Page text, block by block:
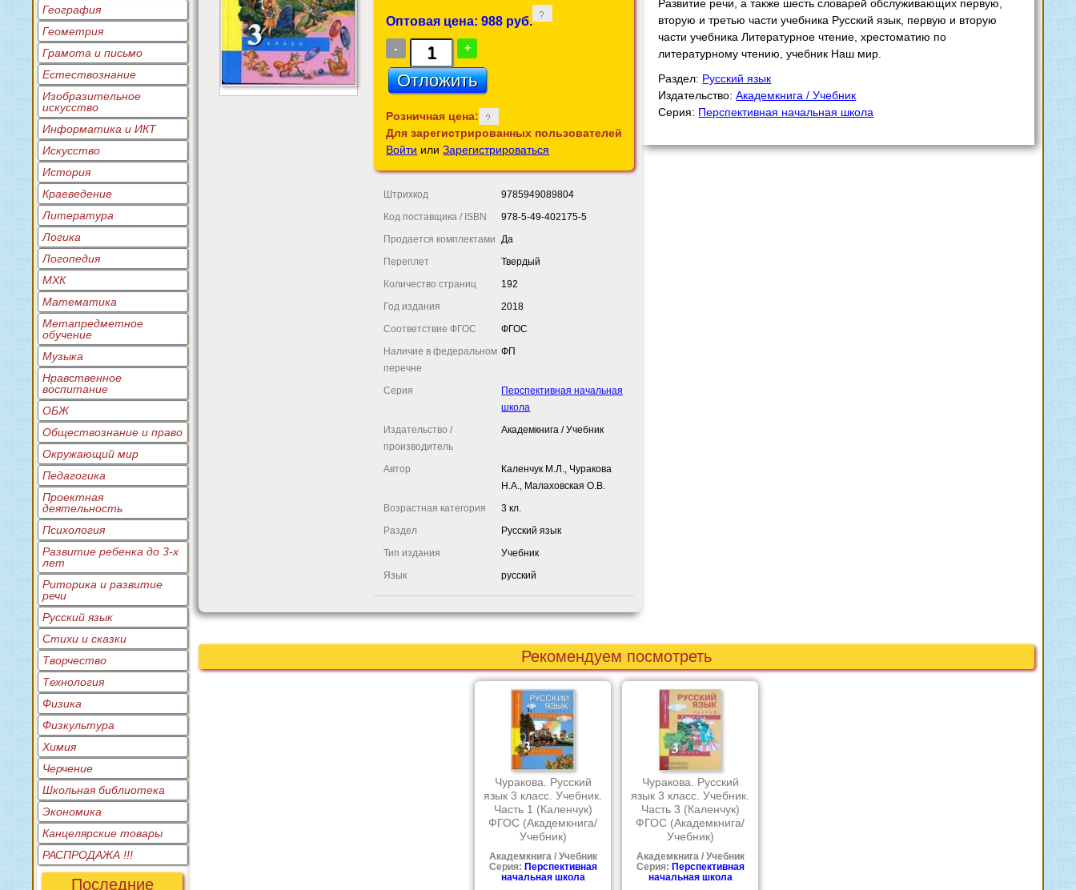
География
Геометрия
Грамота и письмо
Естествознание
Изобразительное
искусство
Информатика и ИКТ
Искусство
История
Краеведение
Литература
Логика
Логопедия
МХК
Математика
Метапредметное
обучение
Музыка
Нравственное
воспитание
ОБЖ
Обществознание и право
Окружающий мир
Педагогика
Проектная
деятельность
Психология
Развитие ребенка до 3-х
лет
Риторика и развитие
речи
Русский язык
Стихи и сказки
Творчество
Технология
Физика
Физкультура
Химия
Черчение
Школьная библиотека
Экономика
Канцелярские товары
РАСПРОДАЖА !!!
Последние
Оптовая цена: 988 руб.
- +
Розничная цена:
Для зарегистрированных пользователей
Войти илиЗарегистрироваться
Штрихкод
9785949089804
Код поставщика / ISBN
978-5-49-402175-5
Продается комплектами Да
Переплет
Твердый
Количество страниц
192
Год издания
2018
Соответствие ФГОС
ФГОС
Наличие в федеральном
перечне
ФП
Серия
Перспективная начальная
школа
Издательство /
производитель
Академкнига / Учебник
Автор
Каленчук М.Л., Чуракова
Н.А., Малаховская О.В.
Возрастная категория
3 кл.
Раздел
Русский язык
Тип издания
Учебник
Язык
русский
Развитие речи, а также шесть словарей обслуживающих первую,
вторую и третью части учебника Русский язык, первую и вторую
части учебника Литературное чтение, хрестоматию по
литературному чтению, учебник Наш мир.
Раздел: Русский язык
Издательство:Академкнига / Учебник
Серия: Перспективная начальная школа
Рекомендуем посмотреть
Чуракова. Русский
язык 3 класс. Учебник.
Часть 1 (Каленчук)
ФГОС (Академкнига/
Учебник)
Академкнига / Учебник
Серия: Перспективная
начальная школа
Чуракова. Русский
язык 3 класс. Учебник.
Часть 3 (Каленчук)
ФГОС (Академкнига/
Учебник)
Академкнига / Учебник
Серия: Перспективная
начальная школа